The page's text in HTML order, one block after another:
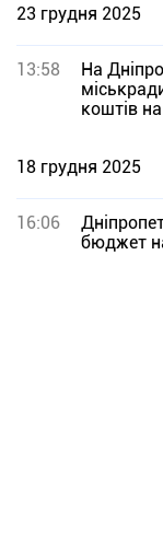
23 грудня 2025
13:58
На
коштів
18 грудня 2025
16:06
бюджет